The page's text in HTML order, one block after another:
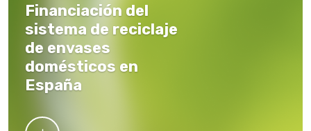
Financiación del
sistema de reciclaje
de envases
domésticos en
España